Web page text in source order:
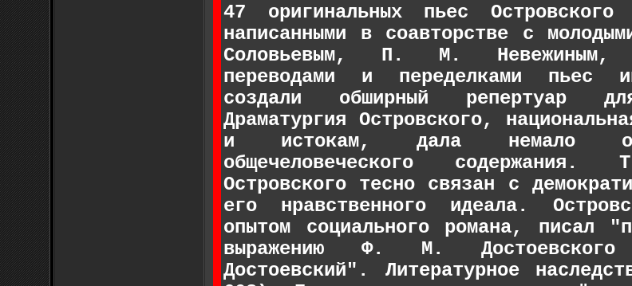
47 оригинальных пьес Островского
написанными в соавторстве с
Соловьевым, П. М. Невежиным, и
переводами и переделками пьес
создали обширный репертуар
ДраматургияОстровского,
и истокам, дала немало
общечеловеческого
Островского тесно связан с
его нравственного идеала.
опытом социального романа, писал
выражению Ф. М.
Достоевский". Литературное